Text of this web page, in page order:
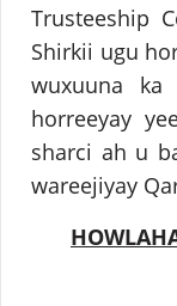
Trusteeship
Shirkii ugu
wuxuuna ka
horreeyay
sharci ah u
wareejiyay